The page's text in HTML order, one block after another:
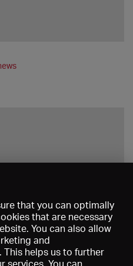
that you can optimally
that are necessary
You can also allow
and
helps us to further
services. You can